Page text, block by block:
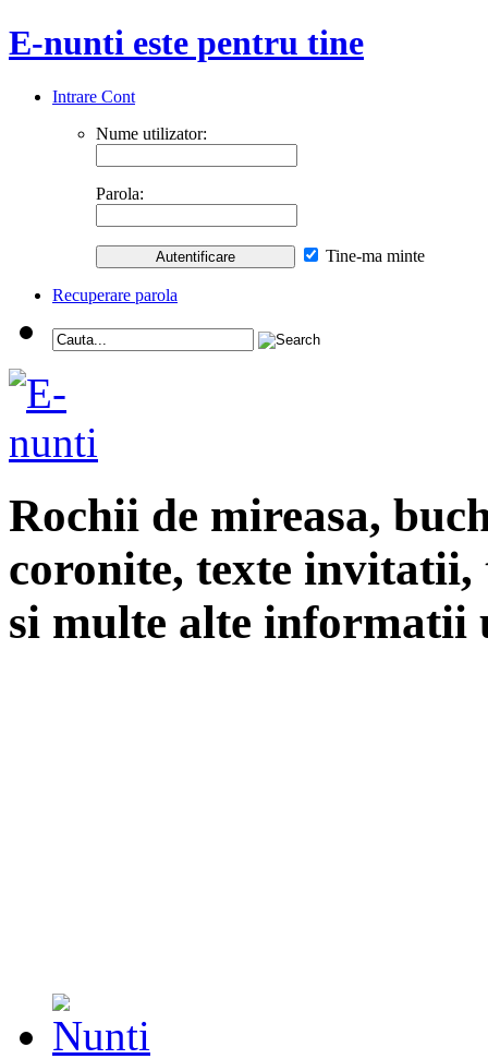
E-nunti este pentru tine
Intrare Cont
Nume utilizator:
Parola:
Tine-ma minte
Recuperare parola
Rochii de mireasa,
coronite, texte
si multe alte informatii